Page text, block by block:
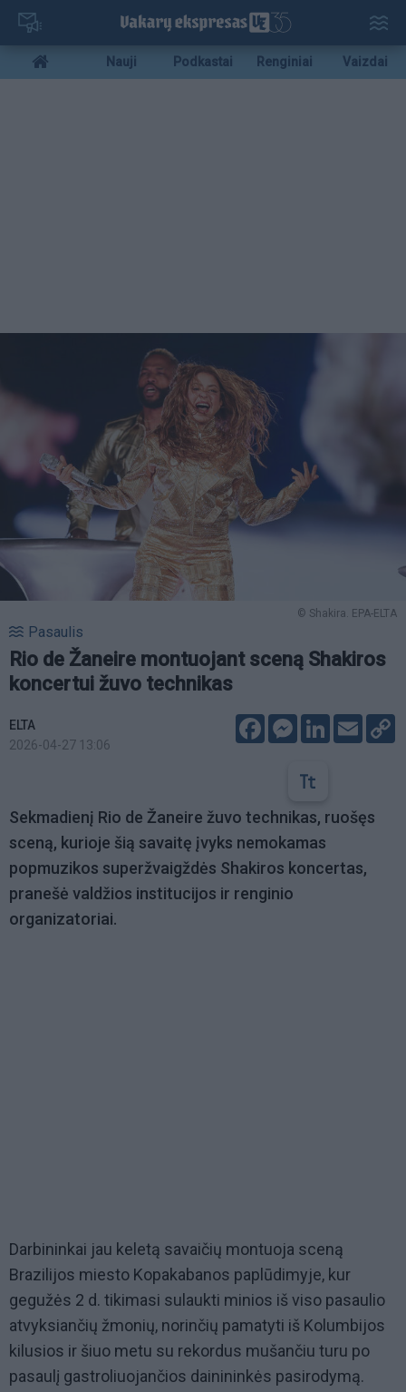
Pereiti
pagrindinį
turinį
Mobile
menu
Nauji Podkastai Renginiai Vaizdai
© Shakira. EPA-ELTA
Pasaulis
Rio de Žaneire montuojant sceną Shakiros
koncertui žuvo technikas
ELTA
2026-04-27 13:06
FacebookMessenger
LinkedIn
Email
Sekmadienį Rio de Žaneire žuvo technikas, ruošęs
sceną, kurioje šią savaitę įvyks nemokamas
popmuzikos superžvaigždės Shakiros koncertas,
pranešė valdžios institucijos ir renginio
organizatoriai.
Darbininkai jau keletą savaičių montuoja sceną
Brazilijos miesto Kopakabanos paplūdimyje, kur
gegužės 2 d. tikimasi sulaukti minios iš viso pasaulio
atvyksiančių žmonių, norinčių pamatyti iš Kolumbijos
kilusios ir šiuo metu su rekordus mušančiu turu po
pasaulį gastroliuojančios dainininkės pasirodymą.